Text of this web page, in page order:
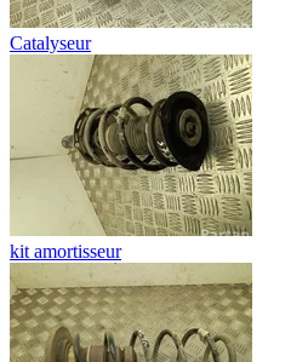
Catalyseur
kit amortisseur